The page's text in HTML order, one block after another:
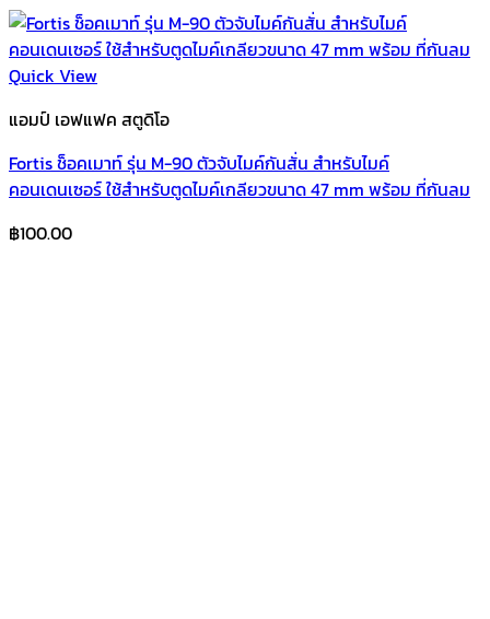
Quick View
แอมป์ เอฟแฟค สตูดิโอ
Fortis ช็อคเมาท์ รุ่น M-90 ตัวจับไมค์กันสั่น สำหรับไมค์
คอนเดนเซอร์ ใช้สำหรับตูดไมค์เกลียวขนาด 47 mm พร้อม ที่กันลม
฿100.00